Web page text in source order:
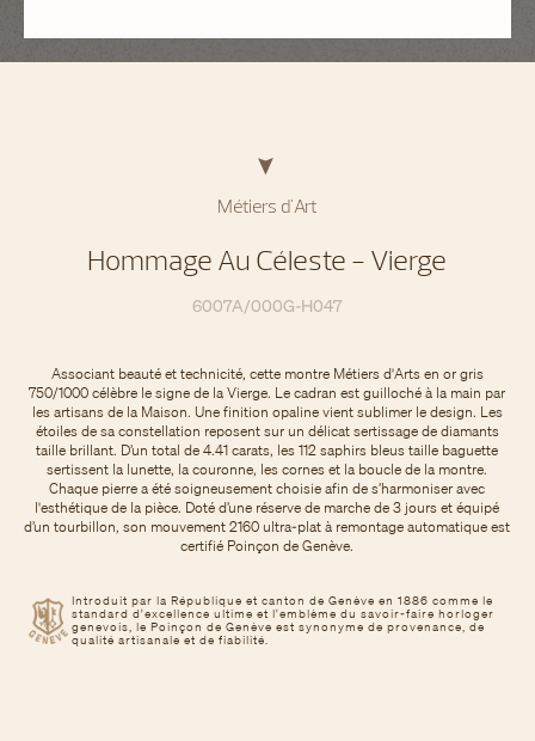
Métiers d'Art
Hommage Au Céleste - Vierge
6007A/000G-H047
Introduit par la République et canton de Genève en 1886 comme le
standard d'excellence ultime et l'emblème du savoir-faire horloger
genevois, le Poinçon de Genève est synonyme de provenance, de
qualité artisanale et de fiabilité.
Associant beauté et technicité, cette montre Métiers d'Arts en or gris
750/1000 célèbre le signe de la Vierge. Le cadran est guilloché à la main par
les artisans de la Maison. Une finition opaline vient sublimer le design. Les
étoiles de sa constellation reposent sur un délicat sertissage de diamants
taille brillant. D’un total de 4.41 carats, les 112 saphirs bleus taille baguette
sertissent la lunette, la couronne, les cornes et la boucle de la montre.
Chaque pierre a été soigneusement choisie afin de s’harmoniser avec
l'esthétique de la pièce. Doté d’une réserve de marche de 3 jours et équipé
d’un tourbillon, son mouvement 2160 ultra-plat à remontage automatique est
certifié Poinçon de Genève.